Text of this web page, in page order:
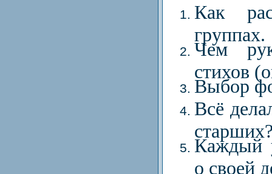
Как
группах.
Чем
стихов
Выбор
Всё
Каждый
о своей